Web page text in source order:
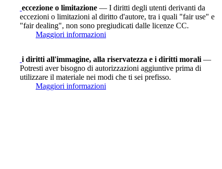
eccezione o limitazione — I diritti degli utenti derivanti da
eccezioni o limitazioni al diritto d'autore, tra i quali "fair use" e
"fair dealing", non sono pregiudicati dalle licenze CC.
Maggiori informazioni
i diritti all'immagine, alla riservatezza e i diritti morali —
Potresti aver bisogno di autorizzazioni aggiuntive prima di
utilizzare il materiale nei modi che ti sei prefisso.
Maggiori informazioni